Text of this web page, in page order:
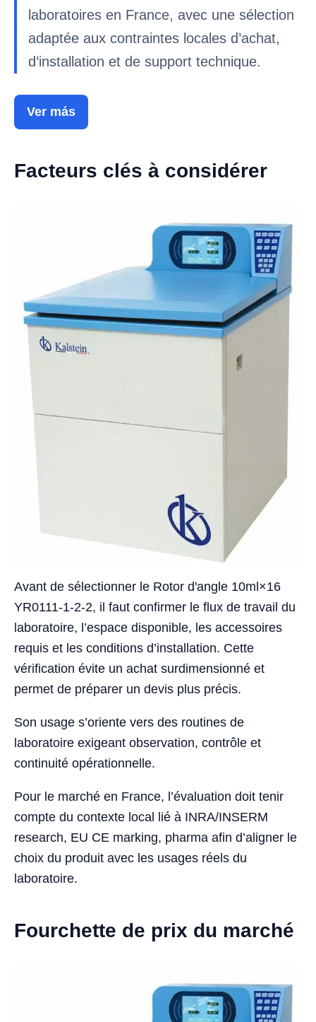
laboratoires en France, avec une sélection
adaptée aux contraintes locales d’achat,
d’installation et de support technique.
Ver más
Facteurs clés à considérer
Avant de sélectionner le Rotor d'angle 10ml×16
YR0111-1-2-2, il faut confirmer le flux de travail du
laboratoire, l’espace disponible, les accessoires
requis et les conditions d’installation. Cette
vérification évite un achat surdimensionné et
permet de préparer un devis plus précis.
Son usage s’oriente vers des routines de
laboratoire exigeant observation, contrôle et
continuité opérationnelle.
Pour le marché en France, l’évaluation doit tenir
compte du contexte local lié à INRA/INSERM
research, EU CE marking, pharma afin d’aligner le
choix du produit avec les usages réels du
laboratoire.
Fourchette de prix du marché